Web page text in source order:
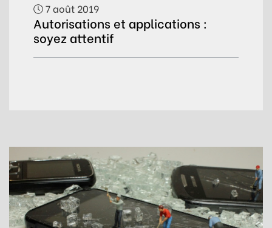
7 août 2019
Autorisations et applications :
soyez attentif